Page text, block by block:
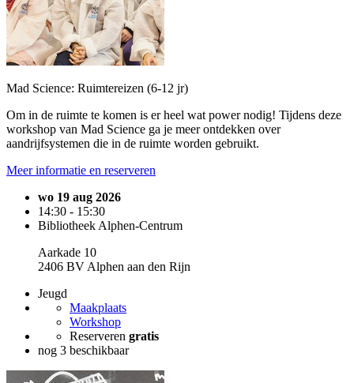
Mad Science: Ruimtereizen (6-12 jr)
Om in de ruimte te komen is er heel wat power nodig! Tijdens deze
workshop van Mad Science ga je meer ontdekken over
aandrijfsystemen die in de ruimte worden gebruikt.
Meer informatie en reserveren
wo 19 aug 2026
14:30 - 15:30
Bibliotheek Alphen-Centrum
Aarkade 10
2406 BV Alphen aan den Rijn
Jeugd
Maakplaats
Workshop
Reserveren gratis
nog 3 beschikbaar